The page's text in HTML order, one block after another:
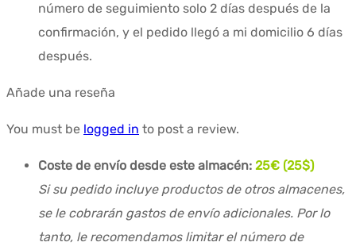
número de seguimiento solo 2 días después de la
confirmación, y el pedido llegó a mi domicilio 6 días
después.
Añade una reseña
You must be logged in to post a review.
Coste de envío desde este almacén: 25€ (25$)
Si su pedido incluye productos de otros almacenes,
se le cobrarán gastos de envío adicionales. Por lo
tanto, le recomendamos limitar el número de